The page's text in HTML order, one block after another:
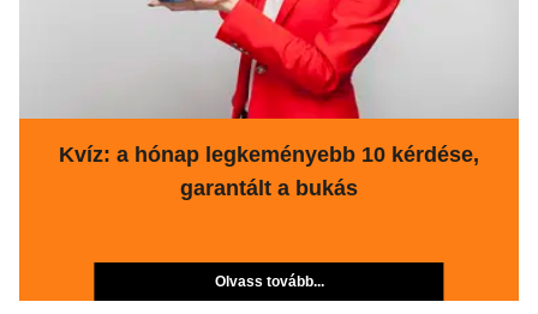
Kvíz: a hónap legkeményebb 10 kérdése,
garantált a bukás
Olvass tovább...